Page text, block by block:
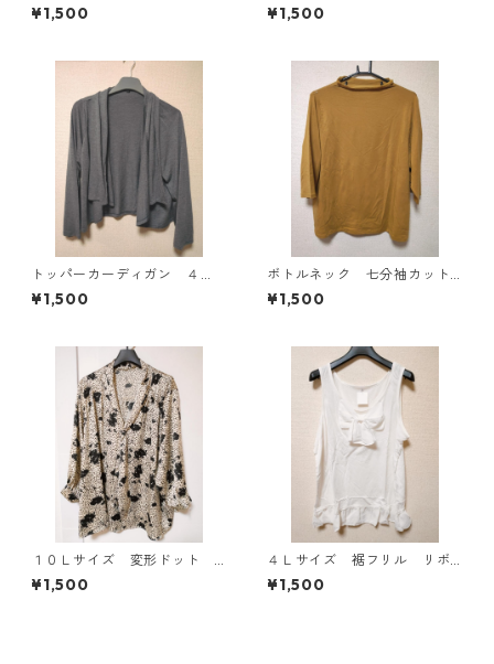
柄 ボウタイブラウス オフ
ホワイト KAE-4763
¥1,500
花柄 ボウタイブラウス オ
フホワイト KAE-4776
¥1,500
トッパーカーディガン ４
Ｌ グレー KAE-4814
¥1,500
ボトルネック 七分袖カット
ソー ４Ｌ マスタード KA
E-4817
¥1,500
１０Ｌサイズ 変形ドット
花柄 ボウタイブラウス オ
フホワイト KAE-4777
¥1,500
４Ｌサイズ 裾フリル リボ
ン付きタンクトップ オフホ
ワイト KAE-4780
¥1,500